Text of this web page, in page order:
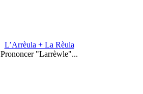
L’Arrèula + La Rèula
Prononcer "Larrèwle"...